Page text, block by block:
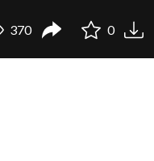
370 0